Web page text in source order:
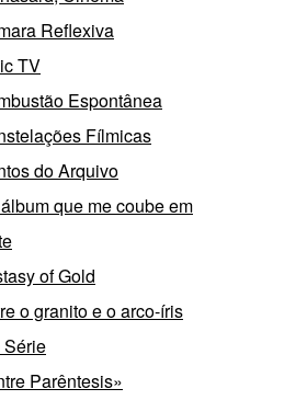
Reflexiva
TV
Espontânea
Fílmicas
do Arquivo
que me coube em
of Gold
o granito e o arco-íris
Série
Parêntesis»